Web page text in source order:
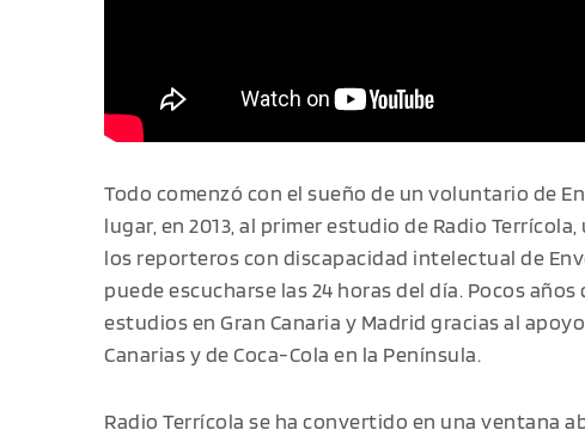
Todo comenzó con el sueño de un voluntario de
lugar, en 2013, al primer estudio de Radio
los reporteros con discapacidad intelectual de
puede escucharse las 24 horas del día. Pocos
estudios en Gran Canaria y Madrid gracias al
Canarias y de Coca-Cola en la Península.
Radio Terrícola se ha convertido en una ventana